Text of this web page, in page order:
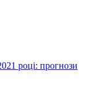
році: прогнози